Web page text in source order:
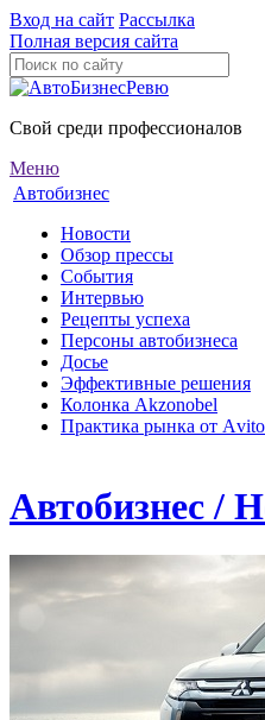
Вход на сайт Рассылка
Полная версия сайта
Свой среди профессионалов
Меню
Автобизнес
Новости
Обзор прессы
События
Интервью
Рецепты успеха
Персоны автобизнеса
Досье
Эффективные решения
Колонка Akzonobel
Практика рынка от
Автобизнес /